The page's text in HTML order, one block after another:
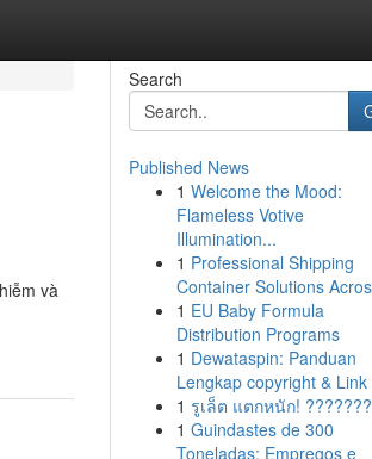
và
Search
Published News
1 Welcome the Mood:
Flameless Votive
Illumination...
1 Professional Shipping
Container Solutions
1 EU Baby Formula
Distribution Programs
1 Dewataspin: Panduan
Lengkap copyright & Link
1 รูเล็ต แตกหนัก!
1 Guindastes de 300
Toneladas: Empregos e